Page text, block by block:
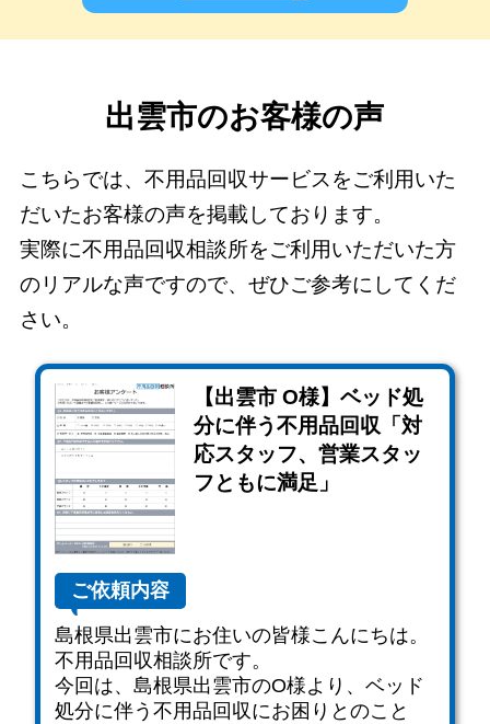
出雲市のお客様の声
こちらでは、不用品回収サービスをご利用いた
だいたお客様の声を掲載しております。
実際に不用品回収相談所をご利用いただいた方
のリアルな声ですので、ぜひご参考にしてくだ
さい。
【出雲市 O様】ベッド処
分に伴う不用品回収「対
応スタッフ、営業スタッ
フともに満足」
ご依頼内容
島根県出雲市にお住いの皆様こんにちは。
不用品回収相談所です。
今回は、島根県出雲市のO様より、ベッド
処分に伴う不用品回収にお困りとのこと